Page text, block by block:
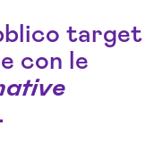
target
con le
.